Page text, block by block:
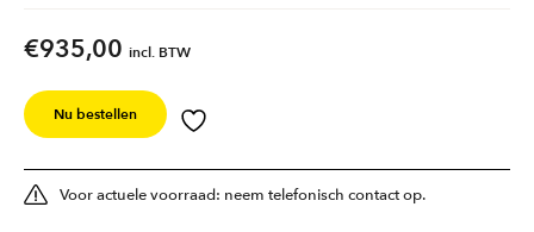
€935,00 incl. BTW
Nu bestellen
Voor actuele voorraad: neem telefonisch contact op.